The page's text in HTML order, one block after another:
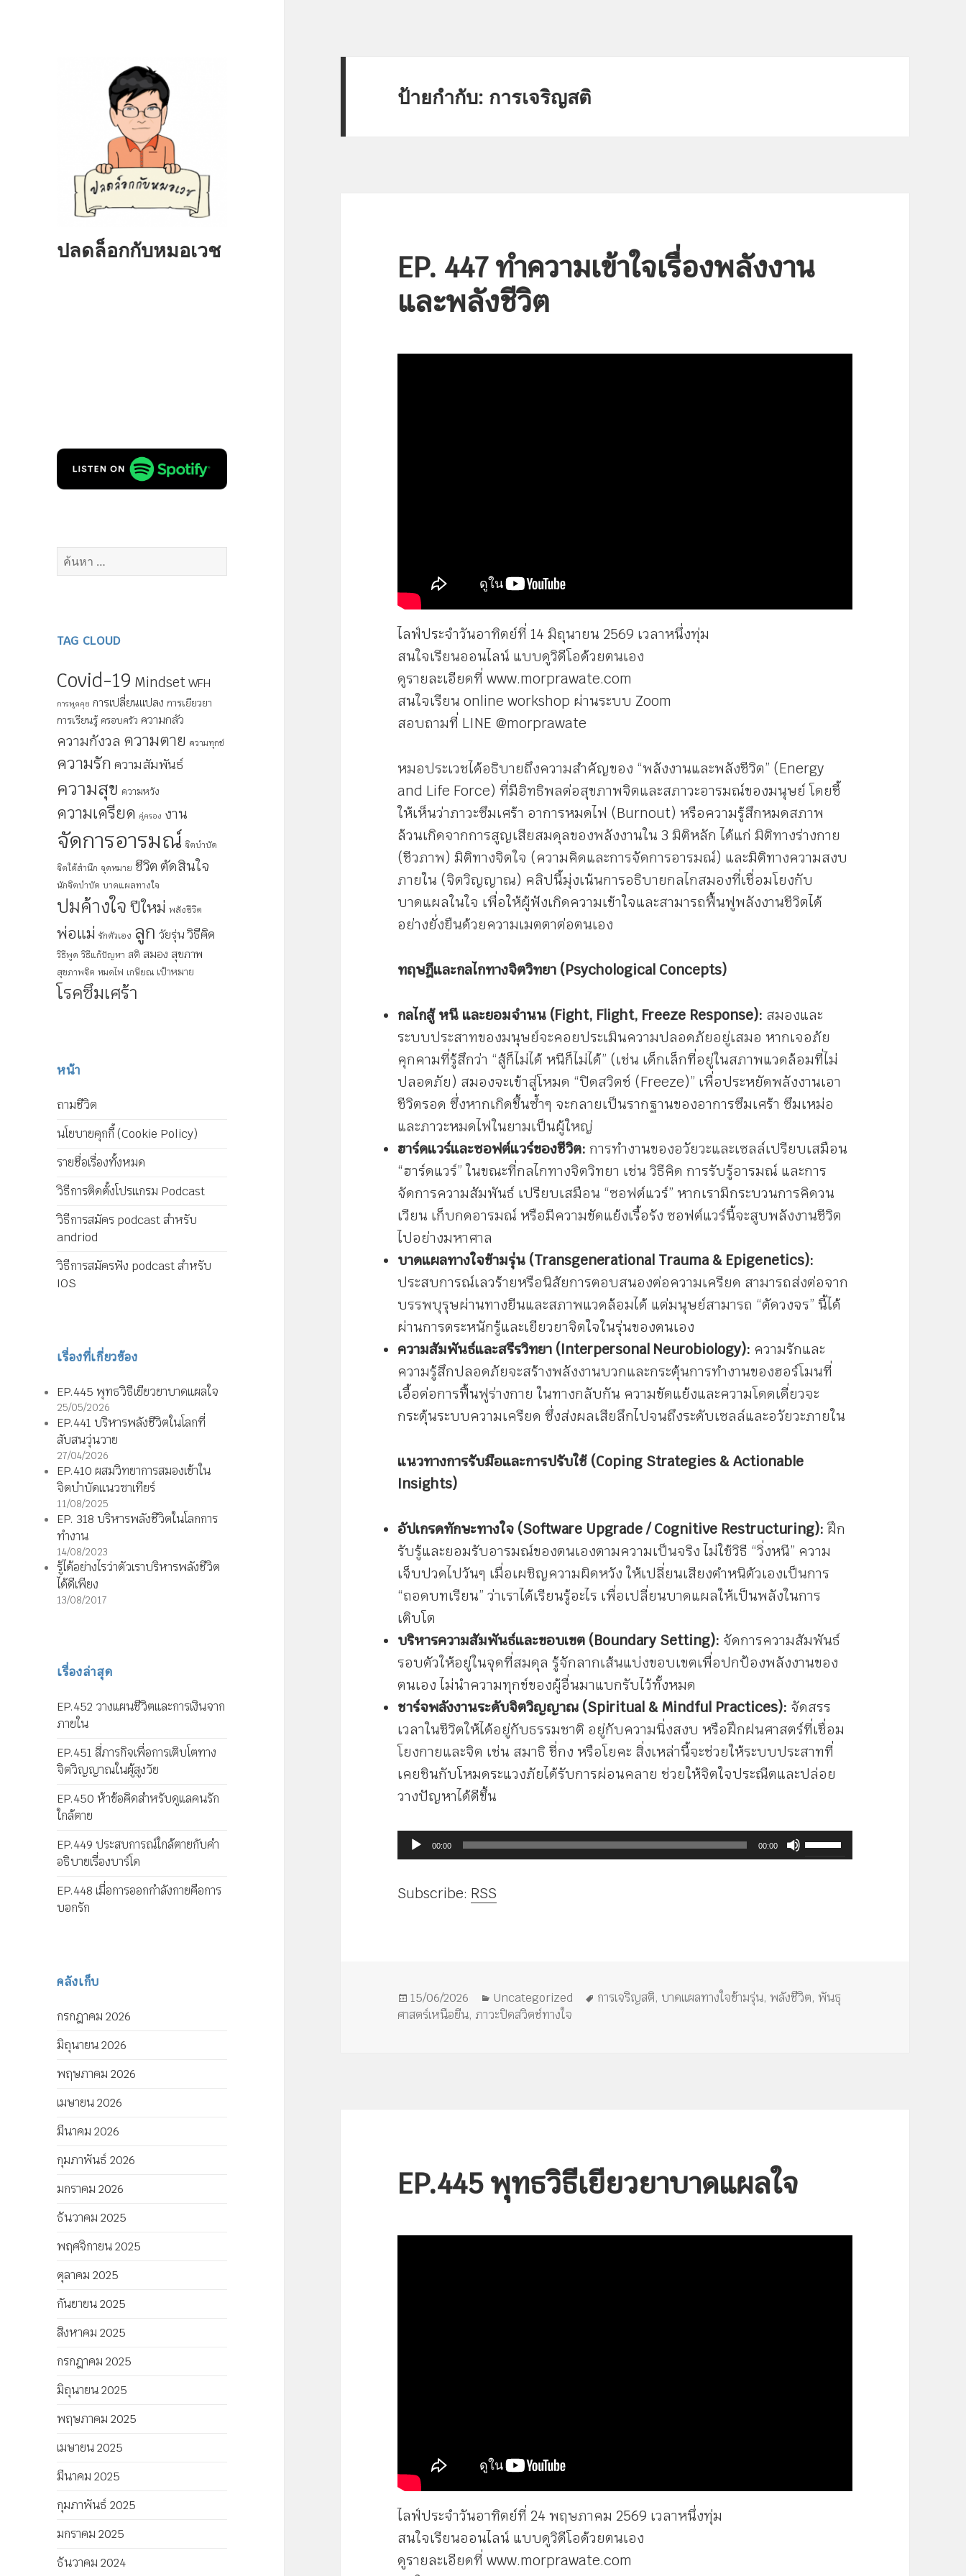
ปลดล็อกกับหมอเวช
ค้นหา
TAG CLOUD
Covid-19 Mindset WFH
การพูดคุย การเปลี่ยนแปลง การเยียวยา
การเรียนรู้ ครอบครัว ความกลัว
ความกังวล ความตาย ความทุกข์
ความรัก ความสัมพันธ์
ความสุข ความหวัง
ความเครียด คู่ครอง งาน
จัดการอารมณ์ จิตบำบัด
จิตใต้สำนึก จุดหมาย ชีวิต ตัดสินใจ
นักจิตบำบัด บาดแผลทางใจ
ปมค้างใจ ปีใหม่ พลังชีวิต
พ่อแม่ รักตัวเอง ลูก วัยรุ่นวิธีคิด
วิธีพูด วิธีแก้ปัญหา สติ สมอง สุขภาพ
สุขภาพจิต หมดไฟ เกษียณ เป้าหมาย
โรคซึมเศร้า
หน้า
ถามชีวิต
นโยบายคุกกี้ (Cookie Policy)
รายชื่อเรื่องทั้งหมด
วิธีการติดตั้งโปรแกรม Podcast
วิธีการสมัคร podcast สำหรับ
andriod
วิธีการสมัครฟัง podcast สำหรับ
IOS
เรื่องที่เกี่ยวข้อง
EP.445 พุทธวิธีเยียวยาบาดแผลใจ
25/05/2026
EP.441 บริหารพลังชีวิตในโลกที่
สับสนวุ่นวาย
27/04/2026
EP.410 ผสมวิทยาการสมองเข้าใน
จิตบำบัดแนวซาเทียร์
11/08/2025
EP. 318 บริหารพลังชีวิตในโลกการ
ทำงาน
14/08/2023
รู้ได้อย่างไรว่าตัวเราบริหารพลังชีวิต
ได้ดีเพียง
13/08/2017
เรื่องล่าสุด
EP.452 วางแผนชีวิตและการเงินจาก
ภายใน
EP.451 สี่ภารกิจเพื่อการเติบโตทาง
จิตวิญญาณในผู้สูงวัย
EP.450 ห้าข้อคิดสำหรับดูแลคนรัก
ใกล้ตาย
EP.449 ประสบการณ์ใกล้ตายกับคำ
อธิบายเรื่องบาร์โด
EP.448 เมื่อการออกกำลังกายคือการ
บอกรัก
คลังเก็บ
กรกฎาคม 2026
มิถุนายน 2026
พฤษภาคม 2026
เมษายน 2026
มีนาคม 2026
กุมภาพันธ์ 2026
มกราคม 2026
ธันวาคม 2025
พฤศจิกายน 2025
ตุลาคม 2025
กันยายน 2025
สิงหาคม 2025
กรกฎาคม 2025
มิถุนายน 2025
พฤษภาคม 2025
เมษายน 2025
มีนาคม 2025
กุมภาพันธ์ 2025
มกราคม 2025
ธันวาคม 2024
ป้ายกำกับ: การเจริญสติ
EP. 447 ทำความเข้าใจเรื่องพลังงาน
และพลังชีวิต
ไลฟ์ประจำวันอาทิตย์ที่ 14 มิถุนายน 2569 เวลาหนึ่งทุ่ม
สนใจเรียนออนไลน์ แบบดูวิดีโอด้วยตนเอง
ดูรายละเอียดที่ www.morprawate.com
สนใจเรียน online workshop ผ่านระบบ Zoom
สอบถามที่ LINE @morprawate
หมอประเวชได้อธิบายถึงความสำคัญของ “พลังงานและพลังชีวิต” (Energy
and Life Force) ที่มีอิทธิพลต่อสุขภาพจิตและสภาวะอารมณ์ของมนุษย์ โดยชี้
ให้เห็นว่าภาวะซึมเศร้า อาการหมดไฟ (Burnout) หรือความรู้สึกหมดสภาพ
ล้วนเกิดจากการสูญเสียสมดุลของพลังงานใน 3 มิติหลัก ได้แก่ มิติทางร่างกาย
(ชีวภาพ) มิติทางจิตใจ (ความคิดและการจัดการอารมณ์) และมิติทางความสงบ
ภายใน (จิตวิญญาณ) คลิปนี้มุ่งเน้นการอธิบายกลไกสมองที่เชื่อมโยงกับ
บาดแผลในใจ เพื่อให้ผู้ฟังเกิดความเข้าใจและสามารถฟื้นฟูพลังงานชีวิตได้
อย่างยั่งยืนด้วยความเมตตาต่อตนเอง
ทฤษฎีและกลไกทางจิตวิทยา (Psychological Concepts)
กลไกสู้ หนี และยอมจำนน (Fight, Flight, Freeze Response): สมองและ
ระบบประสาทของมนุษย์จะคอยประเมินความปลอดภัยอยู่เสมอ หากเจอภัย
คุกคามที่รู้สึกว่า “สู้ก็ไม่ได้ หนีก็ไม่ได้” (เช่น เด็กเล็กที่อยู่ในสภาพแวดล้อมที่ไม่
ปลอดภัย) สมองจะเข้าสู่โหมด “ปิดสวิตช์ (Freeze)” เพื่อประหยัดพลังงานเอา
ชีวิตรอด ซึ่งหากเกิดขึ้นซ้ำๆ จะกลายเป็นรากฐานของอาการซึมเศร้า ซึมเหม่อ
และภาวะหมดไฟในยามเป็นผู้ใหญ่
ฮาร์ดแวร์และซอฟต์แวร์ของชีวิต: การทำงานของอวัยวะและเซลล์เปรียบเสมือน
“ฮาร์ดแวร์” ในขณะที่กลไกทางจิตวิทยา เช่น วิธีคิด การรับรู้อารมณ์ และการ
จัดการความสัมพันธ์ เปรียบเสมือน “ซอฟต์แวร์” หากเรามีกระบวนการคิดวน
เวียน เก็บกดอารมณ์ หรือมีความขัดแย้งเรื้อรัง ซอฟต์แวร์นี้จะสูบพลังงานชีวิต
ไปอย่างมหาศาล
บาดแผลทางใจข้ามรุ่น (Transgenerational Trauma & Epigenetics):
ประสบการณ์เลวร้ายหรือนิสัยการตอบสนองต่อความเครียด สามารถส่งต่อจาก
บรรพบุรุษผ่านทางยีนและสภาพแวดล้อมได้ แต่มนุษย์สามารถ “ตัดวงจร” นี้ได้
ผ่านการตระหนักรู้และเยียวยาจิตใจในรุ่นของตนเอง
ความสัมพันธ์และสรีรวิทยา (Interpersonal Neurobiology): ความรักและ
ความรู้สึกปลอดภัยจะสร้างพลังงานบวกและกระตุ้นการทำงานของฮอร์โมนที่
เอื้อต่อการฟื้นฟูร่างกาย ในทางกลับกัน ความขัดแย้งและความโดดเดี่ยวจะ
กระตุ้นระบบความเครียด ซึ่งส่งผลเสียลึกไปจนถึงระดับเซลล์และอวัยวะภายใน
แนวทางการรับมือและการปรับใช้ (Coping Strategies & Actionable
Insights)
อัปเกรดทักษะทางใจ (Software Upgrade / Cognitive Restructuring): ฝึก
รับรู้และยอมรับอารมณ์ของตนเองตามความเป็นจริง ไม่ใช้วิธี “วิ่งหนี” ความ
เจ็บปวดไปวันๆ เมื่อเผชิญความผิดหวัง ให้เปลี่ยนเสียงตำหนิตัวเองเป็นการ
“ถอดบทเรียน” ว่าเราได้เรียนรู้อะไร เพื่อเปลี่ยนบาดแผลให้เป็นพลังในการ
เติบโต
บริหารความสัมพันธ์และขอบเขต (Boundary Setting): จัดการความสัมพันธ์
รอบตัวให้อยู่ในจุดที่สมดุล รู้จักลากเส้นแบ่งขอบเขตเพื่อปกป้องพลังงานของ
ตนเอง ไม่นำความทุกข์ของผู้อื่นมาแบกรับไว้ทั้งหมด
ชาร์จพลังงานระดับจิตวิญญาณ (Spiritual & Mindful Practices): จัดสรร
เวลาในชีวิตให้ได้อยู่กับธรรมชาติ อยู่กับความนิ่งสงบ หรือฝึกฝนศาสตร์ที่เชื่อม
โยงกายและจิต เช่น สมาธิ ชี่กง หรือโยคะ สิ่งเหล่านี้จะช่วยให้ระบบประสาทที่
เคยชินกับโหมดระแวงภัยได้รับการผ่อนคลาย ช่วยให้จิตใจประณีตและปล่อย
วางปัญหาได้ดีขึ้น
ตัว
เล่น
ไฟล์
00:00 00:00
ใช้
ปุ่ม
เพิ่ม
Subscribe: RSS
เขียน
เมื่อ
15/06/2026
หมวด
หมู่
Uncategorized
ป้าย
การเจริญสติ, บาดแผลทางใจข้ามรุ่น, พลังชีวิต, พันธุ
ศาสตร์เหนือยีน, ภาวะปิดสวิตช์ทางใจ
EP.445 พุทธวิธีเยียวยาบาดแผลใจ
ไลฟ์ประจำวันอาทิตย์ที่ 24 พฤษภาคม 2569 เวลาหนึ่งทุ่ม
สนใจเรียนออนไลน์ แบบดูวิดีโอด้วยตนเอง
ดูรายละเอียดที่ www.morprawate.com